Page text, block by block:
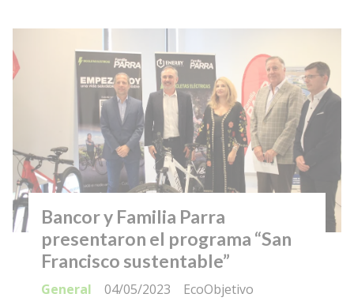
Bancor y Familia Parra
presentaron el programa “San
Francisco sustentable”
EcoObjetivo
General
04/05/2023